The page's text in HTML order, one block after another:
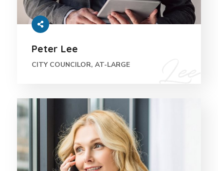
Peter Lee
CITY COUNCILOR, AT-LARGE